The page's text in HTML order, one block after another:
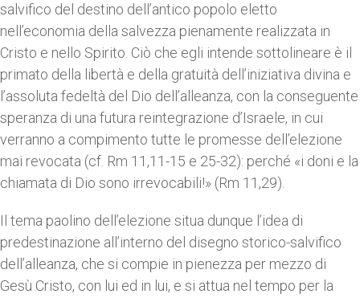
salvifico del destino dell’antico popolo eletto
nell’economia della salvezza pienamente realizzata in
Cristo e nello Spirito. Ciò che egli intende sottolineare è il
primato della libertà e della gratuità dell’iniziativa divina e
l’assoluta fedeltà del Dio dell’alleanza, con la conseguente
speranza di una futura reintegrazione d’Israele, in cui
verranno a compimento tutte le promesse dell’elezione
mai revocata (cf. Rm 11,11-15 e 25-32): perché «i doni e la
chiamata di Dio sono irrevocabili!» (Rm 11,29).
Il tema paolino dell’elezione situa dunque l’idea di
predestinazione all’interno del disegno storico-salvifico
dell’alleanza, che si compie in pienezza per mezzo di
Gesù Cristo, con lui ed in lui, e si attua nel tempo per la